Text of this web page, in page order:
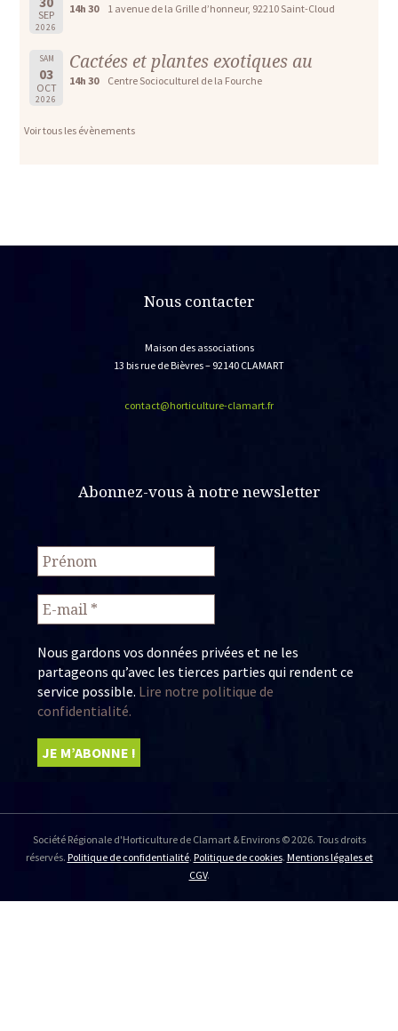
SEP
2026
14h 30 1 avenue de la Grille d’honneur, 92210 Saint-Cloud
SAM
03
OCT
2026
Cactées et plantes exotiques au
14h 30 Centre Socioculturel de la Fourche
Voir tous les évènements
Nous contacter
Maison des associations
13 bis rue de Bièvres – 92140 CLAMART
contact@horticulture-clamart.fr
Abonnez-vous à notre newsletter
Nous gardons vos données privées et ne les
partageons qu’avec les tierces parties qui rendent ce
service possible. Lire notre politique de
confidentialité.
Société Régionale d'Horticulture de Clamart & Environs © 2026. Tous droits
réservés. Politique de confidentialité. Politique de cookies. Mentions légales et
CGV.